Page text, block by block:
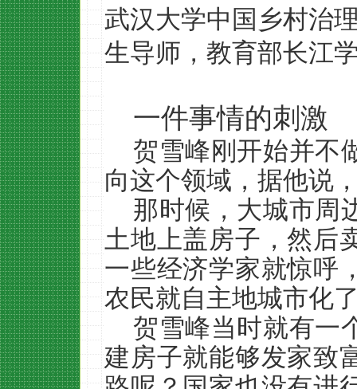
武汉大学中国乡村治
生导师，教育部长江
一件事情的刺激
贺雪峰刚开始并不
向这个领域，据他说
那时候，大城市周
土地上盖房子，然后
一些经济学家就惊呼
农民就自主地城市化
贺雪峰当时就有一
建房子就能够发家致